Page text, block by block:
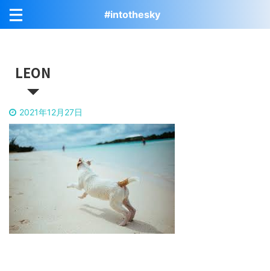
#intothesky
LEON
2021年12月27日